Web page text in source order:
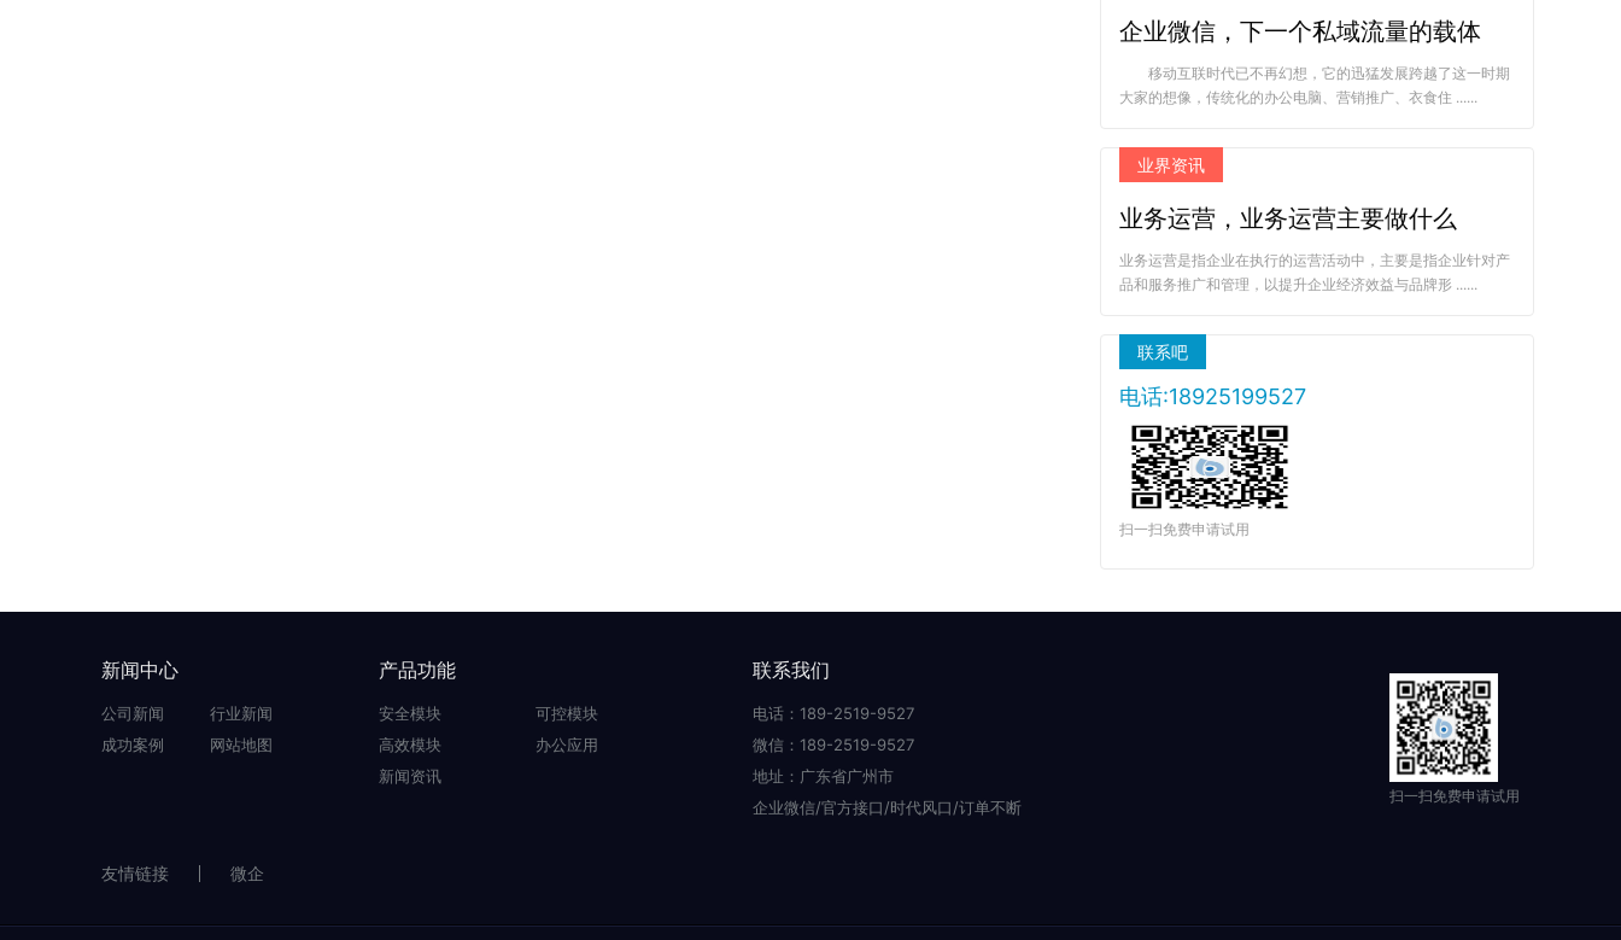
企业微信，下一个私域流量的载体
移动互联时代已不再幻想，它的迅猛发展跨越了这一时期
大家的想像，传统化的办公电脑、营销推广、衣食住 ......
业界资讯
业务运营，业务运营主要做什么
业务运营是指企业在执行的运营活动中，主要是指企业针对产
品和服务推广和管理，以提升企业经济效益与品牌形 ......
联系吧
电话:18925199527
扫一扫免费申请试用
新闻中心
公司新闻
行业新闻
成功案例
网站地图
产品功能
安全模块
可控模块
高效模块
办公应用
新闻资讯
联系我们
电话：189-2519-9527
微信：189-2519-9527
地址：广东省广州市
企业微信/官方接口/时代风口/订单不断
扫一扫免费申请试用
友情链接 微企